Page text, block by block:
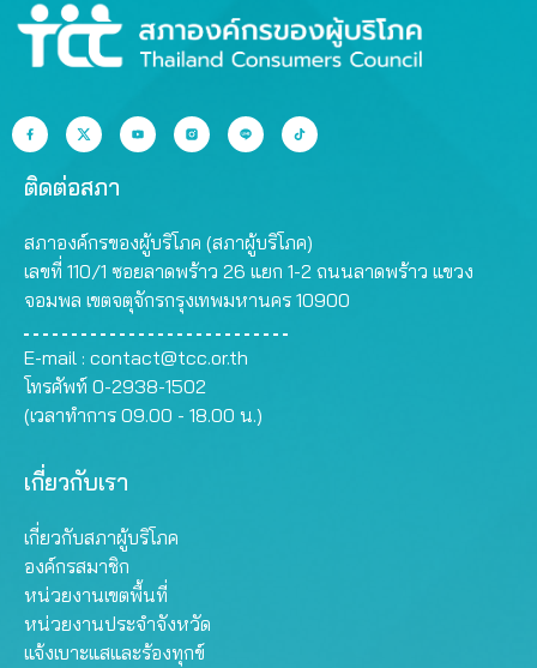
ติดต่อสภา
สภาองค์กรของผู้บริโภค (สภาผู้บริโภค)
เลขที่ 110/1 ซอยลาดพร้าว 26 แยก 1-2 ถนนลาดพร้าว แขวง
จอมพล เขตจตุจักรกรุงเทพมหานคร 10900
E-mail : contact@tcc.or.th
โทรศัพท์ 0-2938-1502
(เวลาทำการ 09.00 - 18.00 น.)
เกี่ยวกับเรา
เกี่ยวกับสภาผู้บริโภค
องค์กรสมาชิก
หน่วยงานเขตพื้นที่
หน่วยงานประจำจังหวัด
แจ้งเบาะแสและร้องทุกข์